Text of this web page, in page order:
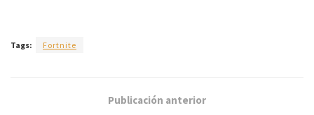
Tags: Fortnite
Publicación anterior